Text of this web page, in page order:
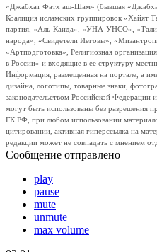
«Джабхат Фатх аш-Шам» (бывшая
Коалиция исламских группировок «Хайят
партия, «Аль-Каида», «УНА-УНСО»,
народа», «Свидетели Иеговы»,
«Артподготовка», Религиозная
в России» и входящие в ее структуру
Информация, размещенная на портале, а
дизайна, логотипы, товарные знаки,
законодательством Российской
могут быть использованы без разрешения
ГК РФ, при любом использовании
цитировании, активная гиперссылка на
редакции может не совпадать с мнением
Сообщение отправлено
play
pause
mute
unmute
max volume